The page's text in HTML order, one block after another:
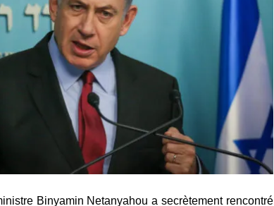
Binyamin Netanyahou a secrètement rencontré